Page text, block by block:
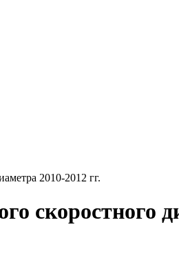
2010-2012 гг.
скоростного